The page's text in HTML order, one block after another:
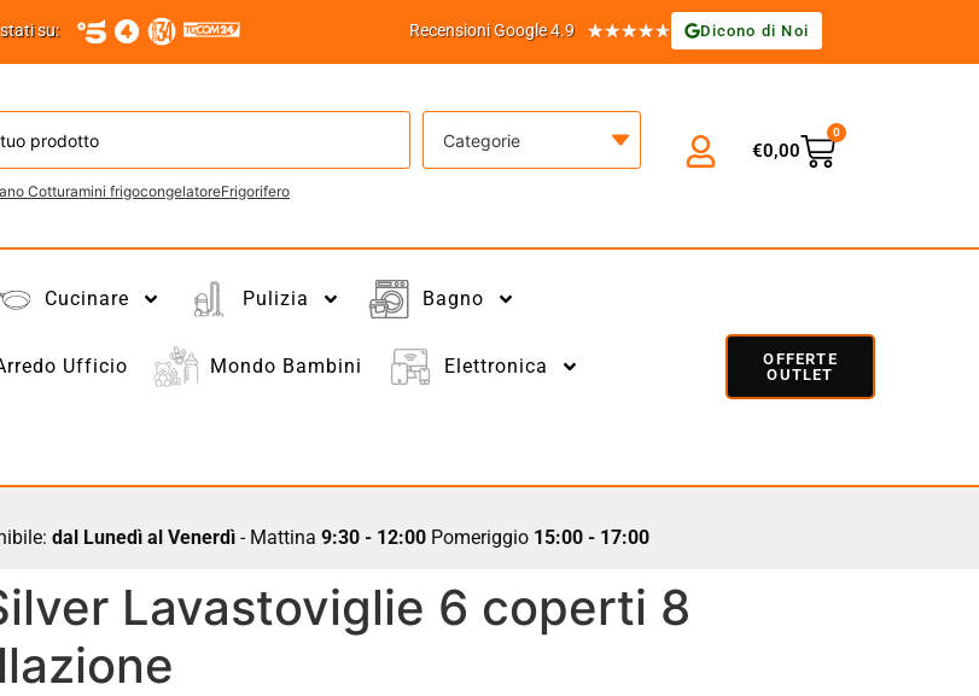
su: Recensioni Google 4.9 ★★★★★ Dicono di Noi
Categorie
Cotturamini frigocongelatoreFrigorifero
€0,00
0
Cucinare Pulizia Bagno
Ufficio Mondo Bambini Elettronica
OFFERTE
OUTLET
dal Lunedì al Venerdì- Mattina 9:30 - 12:00Pomeriggio 15:00 - 17:00
Lavastoviglie 6 coperti 8